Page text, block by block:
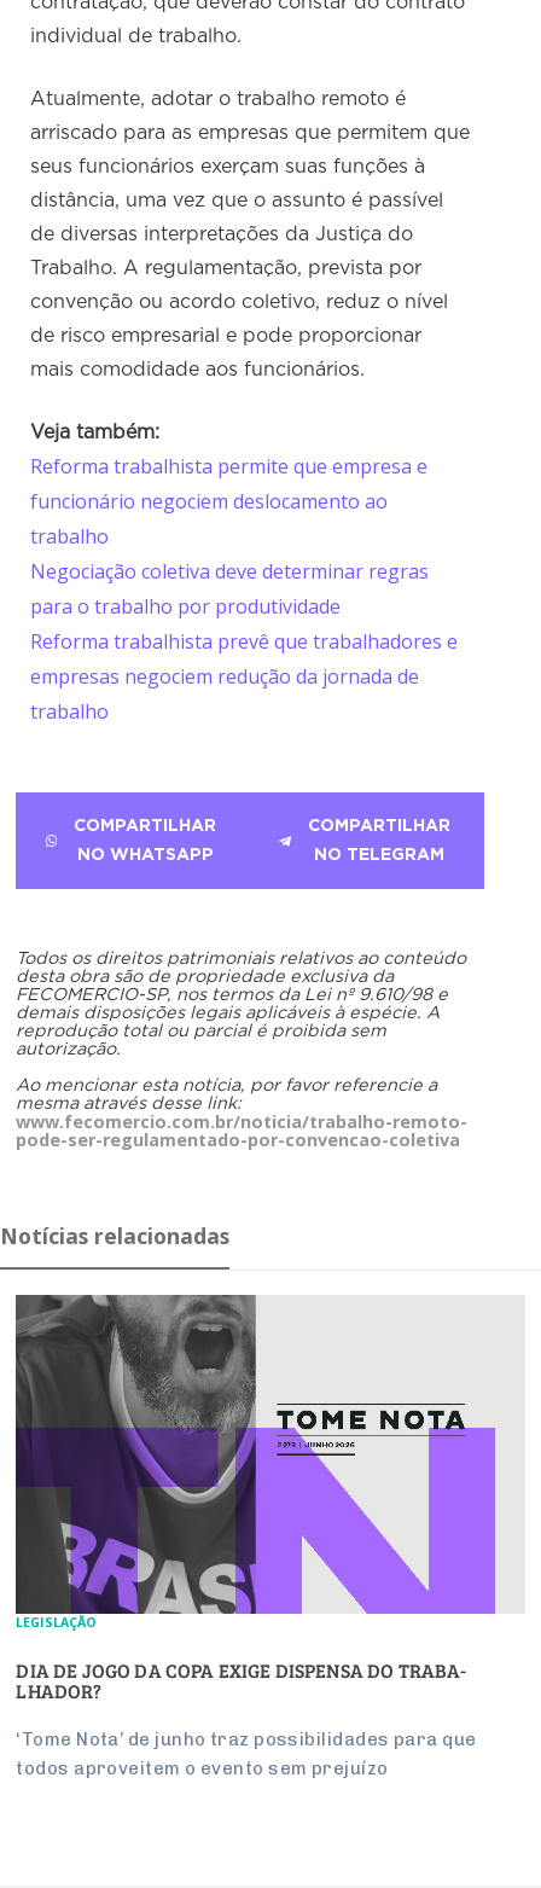
individual de trabalho.
Atualmente, adotar o trabalho remoto é
arriscado para as empresas que permitem que
seus funcionários exerçam suas funções à
distância, uma vez que o assunto é passível
de diversas interpretações da Justiça do
Trabalho. A regulamentação, prevista por
convenção ou acordo coletivo, reduz o nível
de risco empresarial e pode proporcionar
mais comodidade aos funcionários.
Veja também:
Reforma trabalhista permite que empresa e
funcionário negociem deslocamento ao
trabalho
Negociação coletiva deve determinar regras
para o trabalho por produtividade
Reforma trabalhista prevê que trabalhadores e
empresas negociem redução da jornada de
trabalho
COMPARTILHAR
NO WHATSAPP
COMPARTILHAR
NO TELEGRAM
Todos os direitos patrimoniais relativos ao conteúdo
desta obra são de propriedade exclusiva da
FECOMERCIO-SP, nos termos da Lei nº 9.610/98 e
demais disposições legais aplicáveis à espécie. A
reprodução total ou parcial é proibida sem
autorização.
Ao mencionar esta notícia, por favor referencie a
mesma através desse link:
www.fecomercio.com.br/noticia/trabalho-remoto-
pode-ser-regulamentado-por-convencao-coletiva
Notícias relacionadas
LEGISLAÇÃO
DIA DE JOGO DA COPA EXIGE DIS­PENSA DO TRA­BA­
LHADOR?
‘Tome Nota’ de junho traz pos­si­bi­li­dades para que
todos apro­veitem o evento sem pre­juízo